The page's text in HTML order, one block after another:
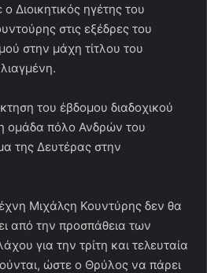
Διοικητικός ηγέτης του
στις εξέδρες του
στην μάχη τίτλου του
του έβδομου διαδοχικού
ομάδα πόλο Ανδρών του
της Δευτέρας στην
Μιχάλςη Κουντύρης δεν θα
από την προσπάθεια των
για την τρίτη και τελευταία
ώστε ο Θρύλος να πάρει